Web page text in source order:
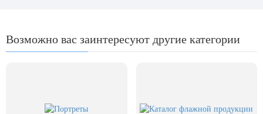
культурного наследия
1 мая, праздник Весны и Труда
9 мая, День Победы
Возможно вас заинтересуют другие категории